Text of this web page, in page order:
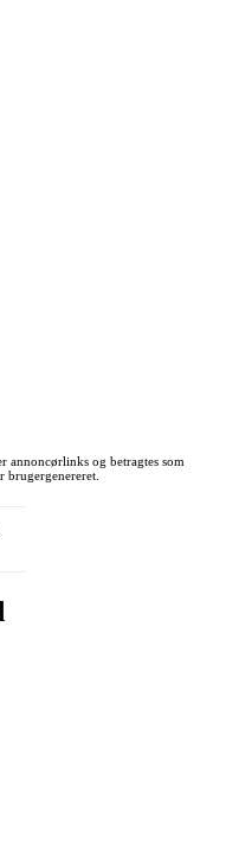
annoncørlinks og betragtes som
brugergenereret.